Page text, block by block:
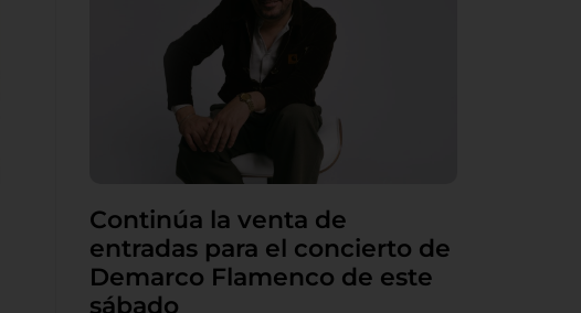
Continúa la venta de
entradas para el concierto de
Demarco Flamenco de este
sábado